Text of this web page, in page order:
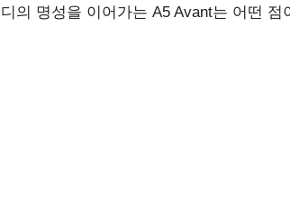
의 명성을 이어가는 A5 Avant는 어떤 점